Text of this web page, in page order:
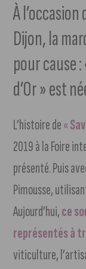
À
Dijon, la
pour cause
d’Or » est
L’histoire de«
2019 à la Foire
présenté. Puis
Pimousse,
Aujourd’hui,ce
représentés à
viticulture,